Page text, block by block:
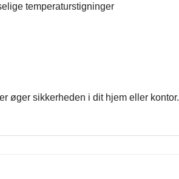
temperaturstigninger
øger sikkerheden i dit hjem eller kontor.